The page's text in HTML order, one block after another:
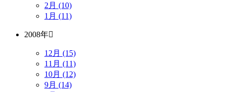
2月 (10)
1月 (11)
2008年
12月 (15)
11月 (11)
10月 (12)
9月 (14)